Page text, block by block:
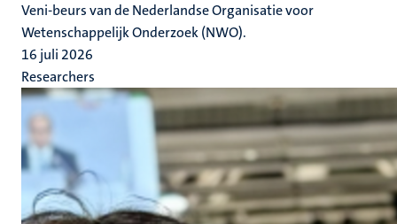
Veni-beurs van de Nederlandse Organisatie voor
Wetenschappelijk Onderzoek (NWO).
16 juli 2026
Researchers